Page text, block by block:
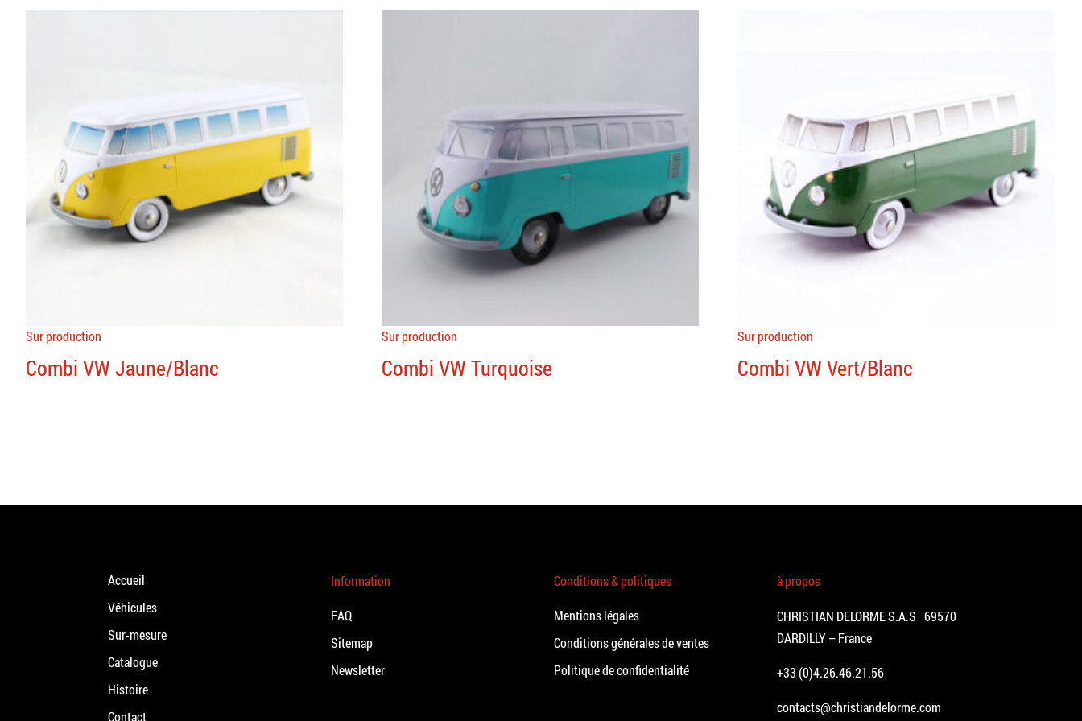
Sur production
Combi VW Jaune/Blanc
Sur production
Combi VW Turquoise
Sur production
Combi VW Vert/Blanc
Accueil
Véhicules
Sur-mesure
Catalogue
Histoire
Contact
Information
FAQ
Sitemap
Newsletter
Conditions & politiques
Mentions légales
Conditions générales de ventes
Politique de confidentialité
à propos
CHRISTIAN DELORME S.A.S 69570
DARDILLY – France
+33 (0)4.26.46.21.56
contacts@christiandelorme.com